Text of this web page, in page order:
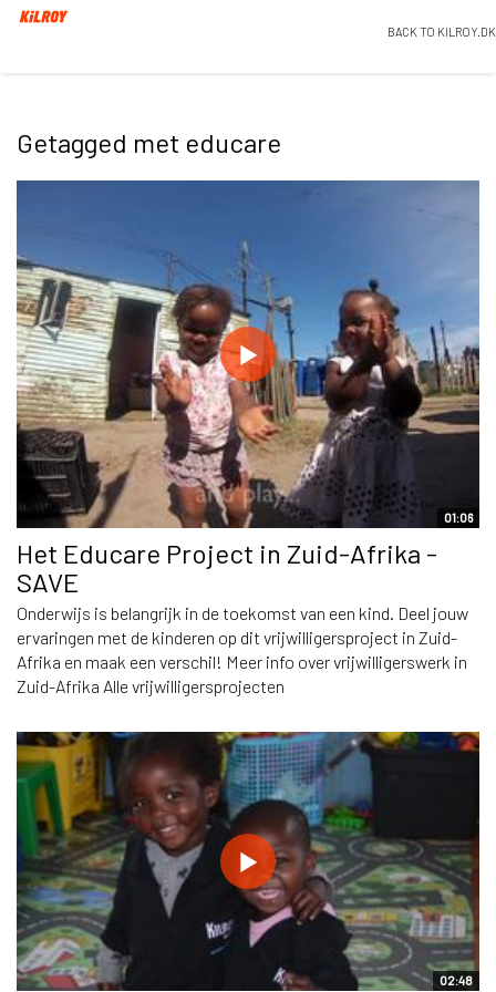
BACK TO KILROY.DK
Getagged met educare
01:06
Het Educare Project in Zuid-Afrika -
SAVE
Onderwijs is belangrijk in de toekomst van een kind. Deel jouw
ervaringen met de kinderen op dit vrijwilligersproject in Zuid-
Afrika en maak een verschil! Meer info over vrijwilligerswerk in
Zuid-Afrika Alle vrijwilligersprojecten
02:48